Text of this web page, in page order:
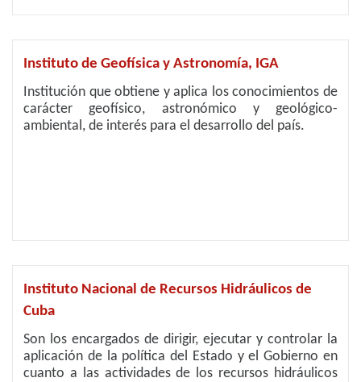
Instituto de Geofísica y Astronomía, IGA
Institución que obtiene y aplica los conocimientos de
carácter geofísico, astronómico y geológico-
ambiental, de interés para el desarrollo del país.
Instituto Nacional de Recursos Hidráulicos de
Cuba
Son los encargados de dirigir, ejecutar y controlar la
aplicación de la política del Estado y el Gobierno en
cuanto a las actividades de los recursos hidráulicos